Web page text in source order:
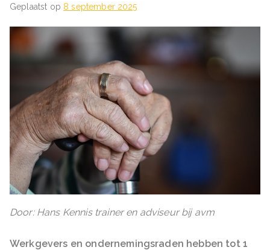
Geplaatst op 8 september 2025
Door: Hans Kennis trainer en adviseur bij avm
Werkgevers en ondernemingsraden hebben tot 1